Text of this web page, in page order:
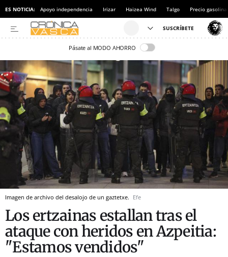
ES NOTICIA: Apoyo independencia Irizar Haizea Wind Talgo Precio gasolina
Pásate al MODO AHORRO
Imagen de archivo del desalojo de un gaztetxe. Efe
Los ertzainas estallan tras el
ataque con heridos en Azpeitia:
"Estamos vendidos"